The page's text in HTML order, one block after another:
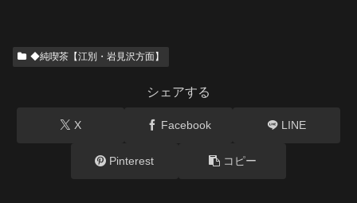
◆純喫茶【江別・岩見沢方面】
シェアする
X Facebook LINE
Pinterest コピー